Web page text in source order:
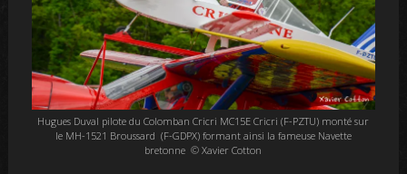
Hugues Duval pilote du Colomban Cricri MC15E Cricri (F-PZTU) monté sur
le MH-1521 Broussard (F-GDPX) formant ainsi la fameuse Navette
bretonne © Xavier Cotton